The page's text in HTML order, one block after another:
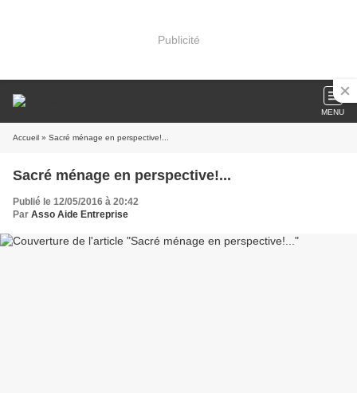
Publicité
MENU
Accueil » Sacré ménage en perspective!...
Sacré ménage en perspective!...
Publié le 12/05/2016 à 20:42
Par Asso Aide Entreprise